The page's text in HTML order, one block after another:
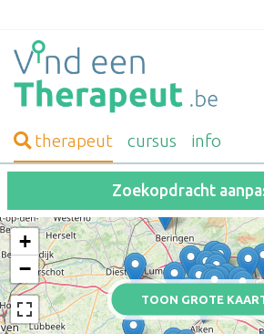
therapeut cursus info
Zoekopdracht
TOON GROTE
+
−